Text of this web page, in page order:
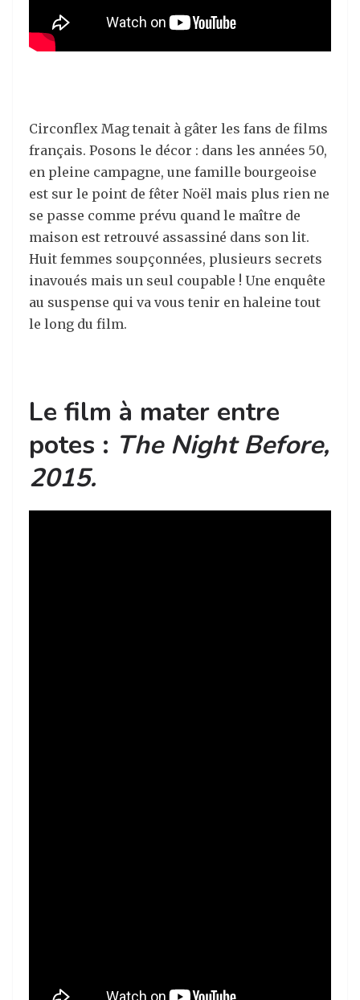
Circonflex Mag tenait à gâter les fans de films
français. Posons le décor : dans les années 50,
en pleine campagne, une famille bourgeoise
est sur le point de fêter Noël mais plus rien ne
se passe comme prévu quand le maître de
maison est retrouvé assassiné dans son lit.
Huit femmes soupçonnées, plusieurs secrets
inavoués mais un seul coupable ! Une enquête
au suspense qui va vous tenir en haleine tout
le long du film.
Le film à mater entre
potes : The Night Before,
2015.